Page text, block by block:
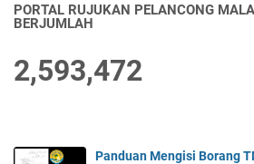
PORTAL RUJUKAN PELANCONG
BERJUMLAH
2,593,472
Panduan Mengisi Borang